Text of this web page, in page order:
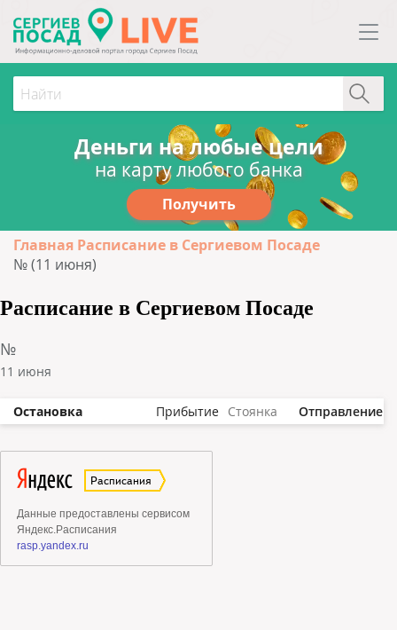
Деньги на любые цели
на карту любого банка
Получить
Главная Расписание в Сергиевом Посаде
№ (11 июня)
Расписание в Сергиевом Посаде
№
11 июня
Остановка Прибытие Стоянка Отправление